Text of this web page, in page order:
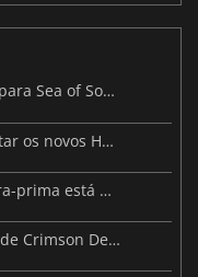
Hollow Knight: Silksong prepara-se para Sea of Sorrow com um patch
A Invasão dos Illuminados: Conquistar os novos Helldivers 2 Atualização!
GTA VI: Para além dos atrasos, a obra-prima está quase a chegar
Pearl Abyss revela imagens de jogo de Crimson Desert para a PS5